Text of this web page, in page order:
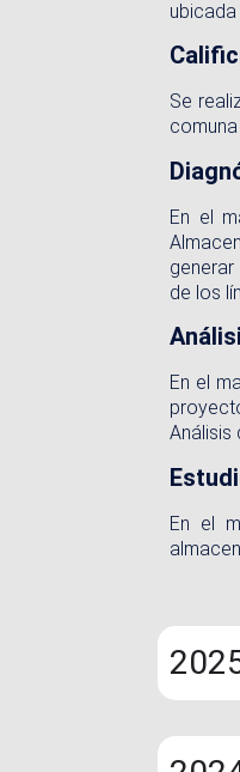
Se
En el
de los
En el
Análisis
En el